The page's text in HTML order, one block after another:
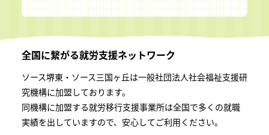
全国に繋がる就労支援ネットワーク
ソース堺東・ソース三国ヶ丘は一般社団法⼈社会福祉⽀援研
究機構に加盟しております。
同機構に加盟する就労移⾏⽀援事業所は全国で多くの就職
実績を出していますので、安⼼してご利⽤ください。